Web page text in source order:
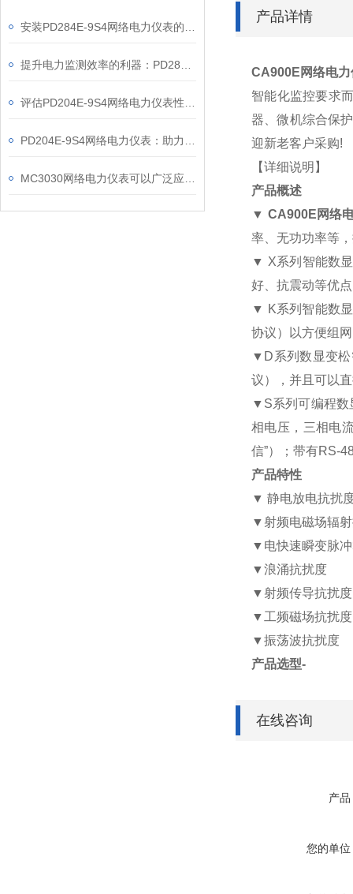
产品详情
CA900E网络电
智能化监控要求
器、微机综合保
迎新老客户采购!
【详细说明】
产品概述
▼ CA900E网络
率、无功功率等
▼ X系列智能数
好、抗震动等优
▼ K系列智能数
协议）以方便组
▼D系列数显变松
议），并且可以
▼S系列可编程数
相电压，三相电
信”）；带有RS-
产品特性
▼ 静电放电抗
▼射频电磁场辐
▼电快速瞬变脉
▼浪涌抗扰度
▼射频传导抗
▼工频磁场抗
▼振荡波抗扰
产品选型-
在线咨询
产品
您的单位